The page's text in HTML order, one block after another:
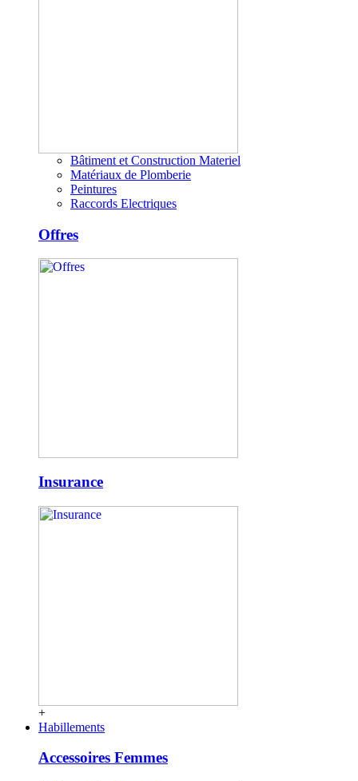
Bâtiment et Construction Materiel
Matériaux de Plomberie
Peintures
Raccords Electriques
Offres
Insurance
+
Habillements
Accessoires Femmes